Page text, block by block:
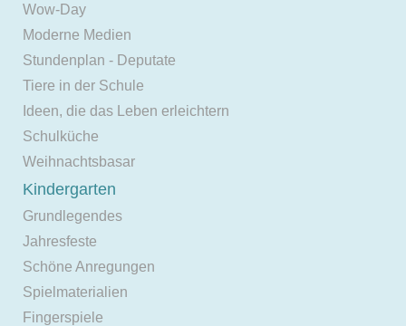
Wow-Day
Moderne Medien
Stundenplan - Deputate
Tiere in der Schule
Ideen, die das Leben erleichtern
Schulküche
Weihnachtsbasar
Kindergarten
Grundlegendes
Jahresfeste
Schöne Anregungen
Spielmaterialien
Fingerspiele